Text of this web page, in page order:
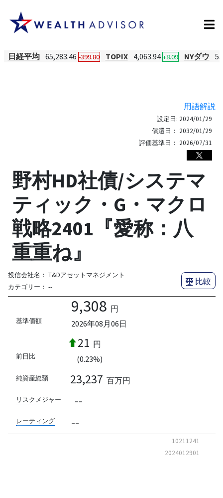
日経平均 65,283.46 -399.80 TOPIX 4,063.94 +8.09 NYダウ
用語解説
設定日: 2024/01/29
償還日： 2032/01/29
評価基準日： 2026/07/31
野村HD社債/システマ
ティック・G・マクロ
戦略2401『愛称：八
重重ね』
投信会社名： T&Dアセットマネジメント
カテゴリー： --
比較
基準価額
9,308 円
2026年08月06日
前日比
21 円
(0.23%)
純資産総額 23,237 百万円
リスクメジャー --
レーティング --
10211241
2024012901